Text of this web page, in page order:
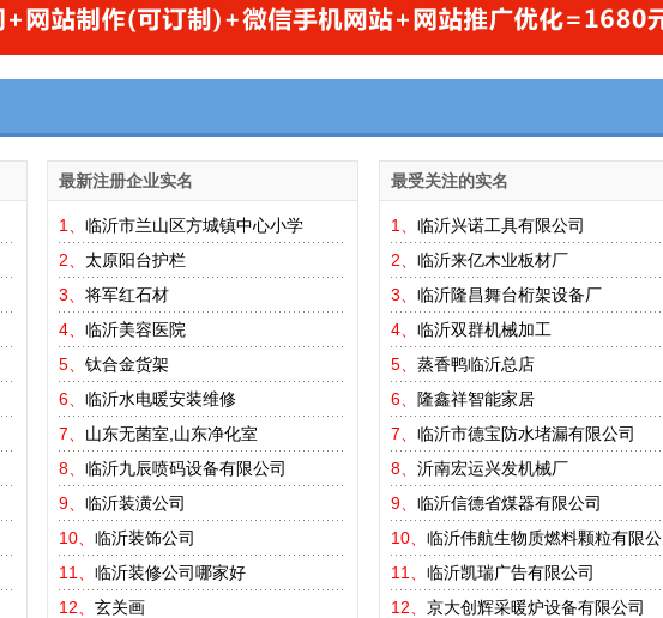
最新注册企业实名
1、 临沂市兰山区方城镇中心小学
2、 太原阳台护栏
3、 将军红石材
4、 临沂美容医院
5、 钛合金货架
6、 临沂水电暖安装维修
7、 山东无菌室,山东净化室
8、 临沂九辰喷码设备有限公司
9、 临沂装潢公司
10、 临沂装饰公司
11、 临沂装修公司哪家好
12、 玄关画
最受关注的实名
1、 临沂兴诺工具有限公司
2、 临沂来亿木业板材厂
3、 临沂隆昌舞台桁架设备厂
4、 临沂双群机械加工
5、 蒸香鸭临沂总店
6、 隆鑫祥智能家居
7、 临沂市德宝防水堵漏有限公司
8、 沂南宏运兴发机械厂
9、 临沂信德省煤器有限公司
10、 临沂伟航生物质燃料颗粒有限公
11、 临沂凯瑞广告有限公司
12、 京大创辉采暖炉设备有限公司